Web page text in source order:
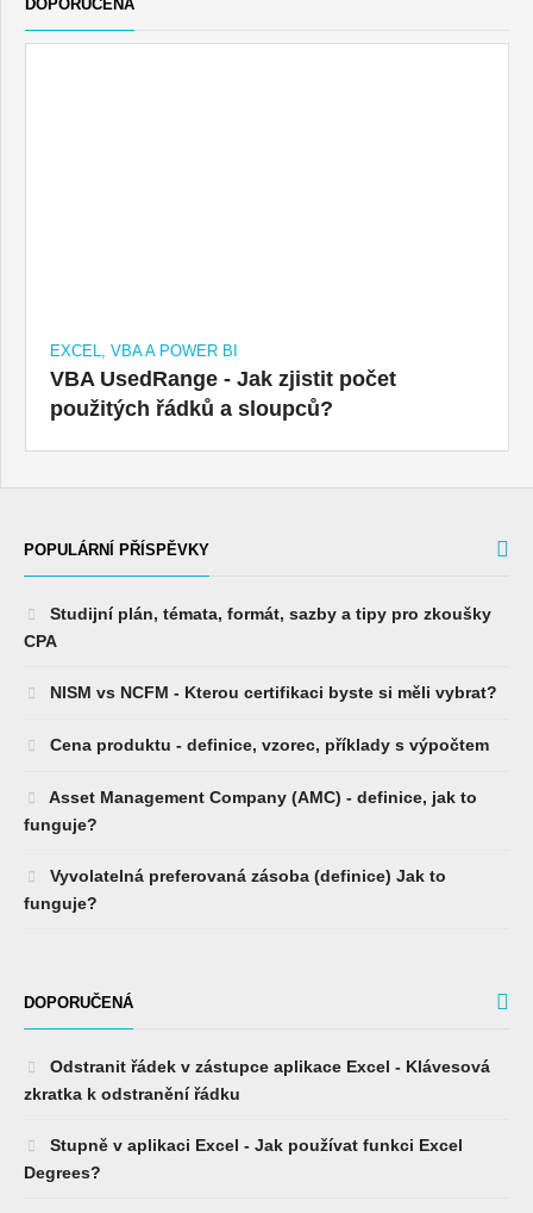
EXCEL, VBA A POWER BI
VBA UsedRange - Jak zjistit počet
použitých řádků a sloupců?
Studijní plán, témata, formát, sazby a tipy pro zkoušky
NISM vs NCFM - Kterou certifikaci byste si měli vybrat?
Cena produktu - definice, vzorec, příklady s výpočtem
Asset Management Company (AMC) - definice, jak to
funguje?
Vyvolatelná preferovaná zásoba (definice) Jak to
funguje?
Odstranit řádek v zástupce aplikace Excel - Klávesová
Stupně v aplikaci Excel - Jak používat funkci Excel
Degrees?